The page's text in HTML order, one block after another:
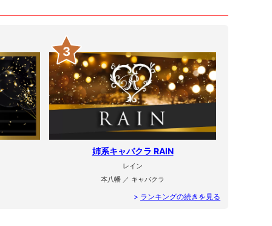
3
姉系キャバクラ RAIN
レイン
本八幡 ／ キャバクラ
> ランキングの続きを見る